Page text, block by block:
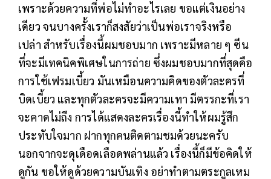
เพราะด้วยความที่พ่อไม่ทำอะไรเลย ขอแต่เงินอย่าง
เดียว จนบางครั้งเราก็สงสัยว่าเป็นพ่อเราจริงหรือ
เปล่า สำหรับเรื่องนี้ผมชอบมาก เพราะมีหลาย ๆ ซีน
ที่จะมีเทคนิคพิเศษในการถ่าย ซึ่งผมชอบมากที่สุดคือ
การใช้เฟรมเบี้ยว มันเหมือนความคิดของตัวละครที่
บิดเบี้ยว และทุกตัวละครจะมีความเทา มีตรรกะที่เรา
จะคาดไม่ถึง การได้แสดงละครเรื่องนี้ทำให้ผมรู้สึก
ประทับใจมาก ฝากทุกคนติดตามชมด้วยนะครับ
นอกจากจะดุเดือดเลือดพล่านแล้ว เรื่องนี้ก็มีข้อคิดให้
ดูกัน ขอให้ดูด้วยความบันเทิง อย่าทำตามตระกูลเหม